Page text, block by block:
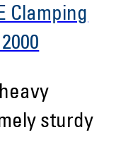
Clamping
sturdy